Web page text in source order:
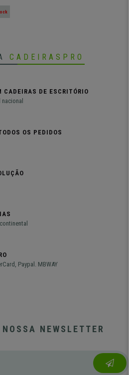
CADEIRASPRO
DE ESCRITÓRIO
nacional
OS PEDIDOS
Paypal. MBWAY
NEWSLETTER